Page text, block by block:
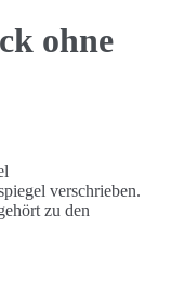
ohne
verschrieben.
zu den